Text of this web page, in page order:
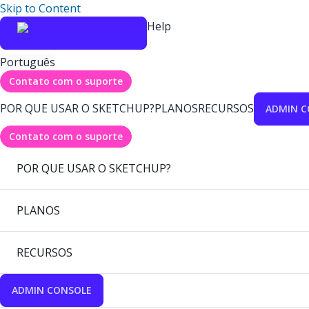
Skip to Content
Help
Português
Contato com o suporte
POR QUE USAR O SKETCHUP?PLANOSRECURSOS ADMIN
Contato com o suporte
POR QUE USAR O SKETCHUP?
PLANOS
RECURSOS
ADMIN CONSOLE